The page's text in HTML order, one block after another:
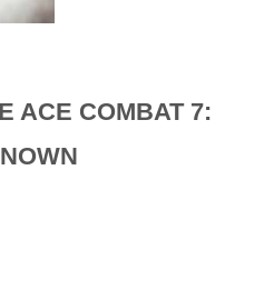
ACE COMBAT 7: